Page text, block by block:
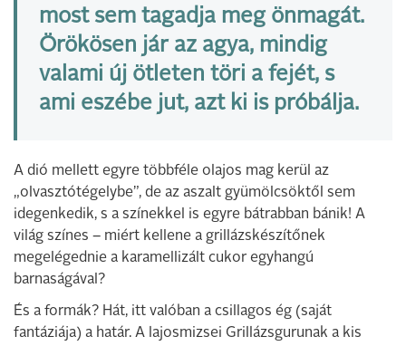
most sem tagadja meg önmagát.
Örökösen jár az agya, mindig
valami új ötleten töri a fejét, s
ami eszébe jut, azt ki is próbálja.
A dió mellett egyre többféle olajos mag kerül az
„olvasztótégelybe”, de az aszalt gyümölcsöktől sem
idegenkedik, s a színekkel is egyre bátrabban bánik! A
világ színes – miért kellene a grillázskészítőnek
megelégednie a karamellizált cukor egyhangú
barnaságával?
És a formák? Hát, itt valóban a csillagos ég (saját
fantáziája) a határ. A lajosmizsei Grillázsgurunak a kis